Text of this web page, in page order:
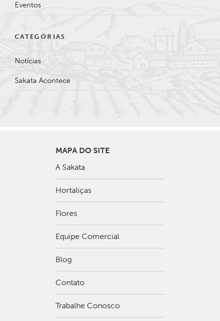
Eventos
CATEGORIAS
Notícias
Sakata Acontece
MAPA DO SITE
A Sakata
Hortaliças
Flores
Equipe Comercial
Blog
Contato
Trabalhe Conosco